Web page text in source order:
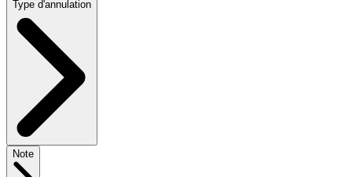
Type d'annulation
Note